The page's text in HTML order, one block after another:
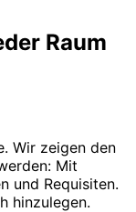
Raum
Wir zeigen den
Mit
und Requisiten.
hinzulegen.